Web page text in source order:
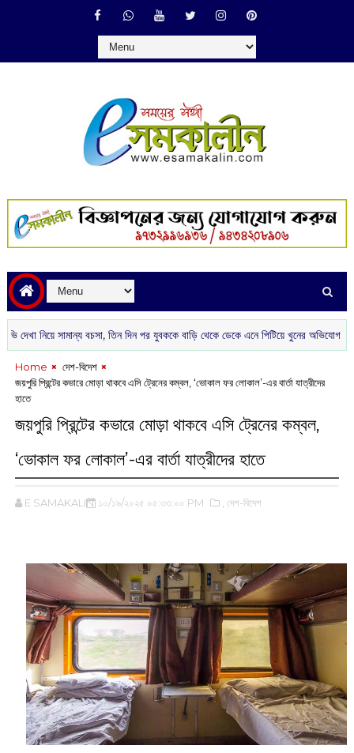
সামান্য বচসা, তিন দিন পর যুবককে বাড়ি থেকে ডেকে এনে পিটিয়ে খুনের অভিযোগ গোপালনগরে
Home
‌ দেশ-বিদেশ
জয়পুরি প্রিন্টের কভারে মোড়া থাকবে এসি ট্রেনের কম্বল, ‘ভোকাল ফর লোকাল’-এর বার্তা যাত্রীদের
হাতে
জয়পুরি প্রিন্টের কভারে মোড়া থাকবে এসি ট্রেনের কম্বল,
‘ভোকাল ফর লোকাল’-এর বার্তা যাত্রীদের হাতে
E SAMAKALIN ১০/১৯/২০২৫ ০৫:৩৩:০০ PM ,‌ দেশ-বিদেশ